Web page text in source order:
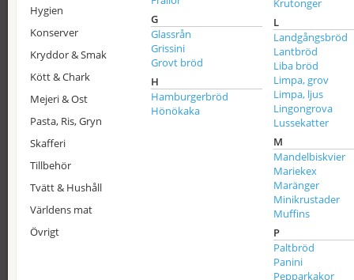
Hygien
Konserver
Kryddor & Smak
Kött & Chark
Mejeri & Ost
Pasta, Ris, Gryn
Skafferi
Tillbehör
Tvätt & Hushåll
Världens mat
Övrigt
G
Glassrån
Grissini
Grovt bröd
H
Hamburgerbröd
Hönökaka
Krutonger
L
Landgångsbröd
Lantbröd
Liba bröd
Limpa, grov
Limpa, ljus
Lingongrova
Lussekatter
M
Mandelbiskvier
Mariekex
Maränger
Minikrustader
Muffins
P
Paltbröd
Panini
Pepparkakor